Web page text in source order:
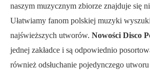
naszym muzycznym zbiorze znajduje się
Ułatwiamy fanom polskiej muzyki
najświeższych utworów. Nowości Disco
jednej zakładce i są odpowiednio
również odsłuchanie pojedynczego